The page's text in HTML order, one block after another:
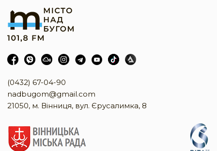
(0432) 67-04-90
nadbugom@gmail.com
21050, м. Вінниця, вул. Єрусалимка, 8